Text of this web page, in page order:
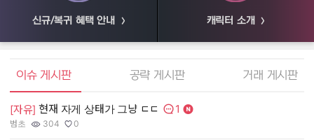
신규/복귀 혜택 안내 캐릭터 소개
엘소드 커뮤니티
이슈 게시판 공략 게시판 거래 게시판
[자유] 현재 자게 상태가 그냥 ㄷㄷ 댓글수:
1
작성자:
범초
조회수:
304
추천수:
0